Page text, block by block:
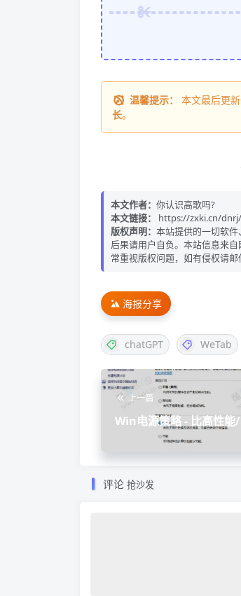
温馨提示： 本文最后更
长。
本文作者： 你认识高歌吗?
本文链接：
https://zxki.cn/
版权声明： 本站提供的一切软
后果请用户自负。本站信息来
常重视版权问题，如有侵权请邮
海报分享
chatGPT WeTab
上一篇
Win电源策略 - 比高性能
评论 抢沙发